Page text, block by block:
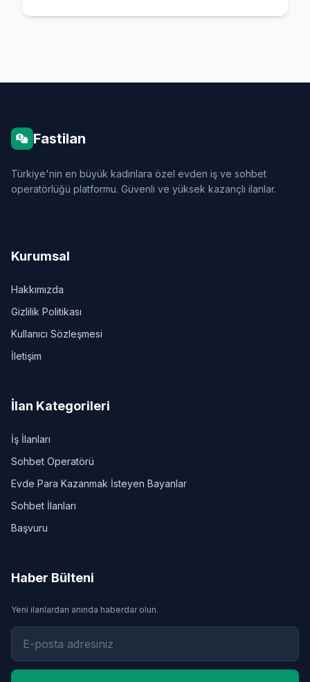
Fastilan
Türkiye'nin en büyük kadınlara özel evden iş ve sohbet
operatörlüğü platformu. Güvenli ve yüksek kazançlı ilanlar.
Kurumsal
Hakkımızda
Gizlilik Politikası
Kullanıcı Sözleşmesi
İletişim
İlan Kategorileri
İş İlanları
Sohbet Operatörü
Evde Para Kazanmak İsteyen Bayanlar
Sohbet İlanları
Başvuru
Haber Bülteni
Yeni ilanlardan anında haberdar olun.